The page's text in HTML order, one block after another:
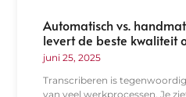
Automatisch vs.
levert de beste kwaliteit
juni 25, 2025
Transcriberen is
van veel werkprocessen. Je